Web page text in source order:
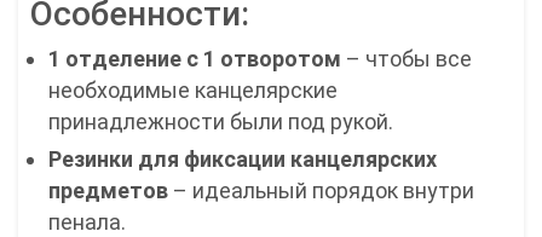
Особенности:
1 отделение с 1 отворотом – чтобы все
необходимые канцелярские
принадлежности были под рукой.
Резинки для фиксации канцелярских
предметов – идеальный порядок внутри
пенала.